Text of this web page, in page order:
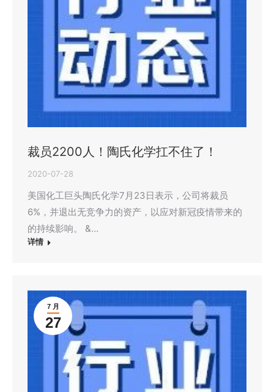
裁员2200人！陶氏化学扛不住了！
2020-07-28
美国化工巨头陶氏化学7月23日表示，公司将裁员
6%，并退出无竞争力的资产，以应对新冠疫情带来的
的持续影响。 &…
详情
7 月
27